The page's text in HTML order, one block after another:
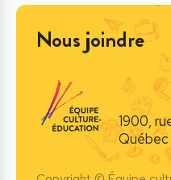
Nous joindre
1900,
Québec